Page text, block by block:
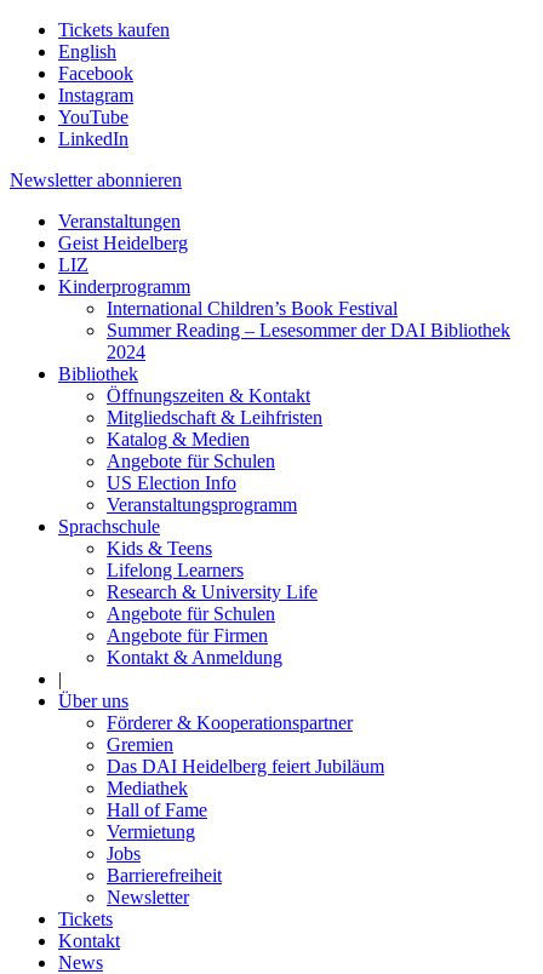
Tickets kaufen
English
Facebook
Instagram
YouTube
LinkedIn
Newsletter abonnieren
Veranstaltungen
Geist Heidelberg
LIZ
Kinderprogramm
International Children’s Book Festival
Summer Reading – Lesesommer der DAI Bibliothek
2024
Bibliothek
Öffnungszeiten & Kontakt
Mitgliedschaft & Leihfristen
Katalog & Medien
Angebote für Schulen
US Election Info
Veranstaltungsprogramm
Sprachschule
Kids & Teens
Lifelong Learners
Research & University Life
Angebote für Schulen
Angebote für Firmen
Kontakt & Anmeldung
|
Über uns
Förderer & Kooperationspartner
Gremien
Das DAI Heidelberg feiert Jubiläum
Mediathek
Hall of Fame
Vermietung
Jobs
Barrierefreiheit
Newsletter
Tickets
Kontakt
News